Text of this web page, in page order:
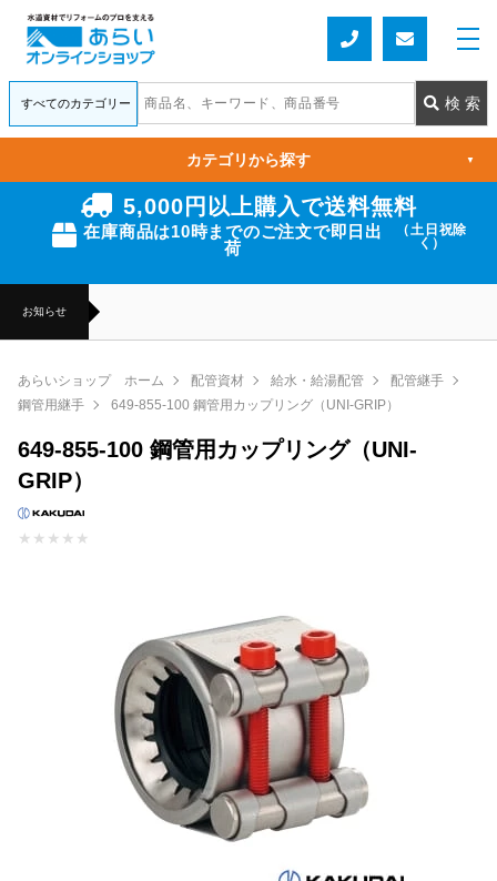
5,000円以上購入で送料無料
在庫商品は10時までのご注文で即日出
荷
（土日祝除
く）
お知らせ
カテゴリから探す ▼
あらいショップ ホーム 配管資材 給水・給湯配管
配管継手
鋼管用継手
649-855-100 鋼管用カップリング（UNI-GRIP）
649-855-100 鋼管用カップリング（UNI-
GRIP）
★ ★ ★ ★ ★